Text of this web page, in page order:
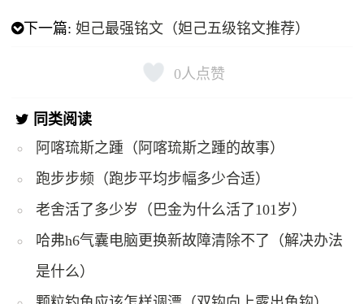
下一篇:妲己最强铭文（妲己五级铭文推荐）
0人点赞
同类阅读
阿喀琉斯之踵（阿喀琉斯之踵的故事）
跑步步频（跑步平均步幅多少合适）
老舍活了多少岁（巴金为什么活了101岁）
哈弗h6气囊电脑更换新故障清除不了（解决办法
是什么）